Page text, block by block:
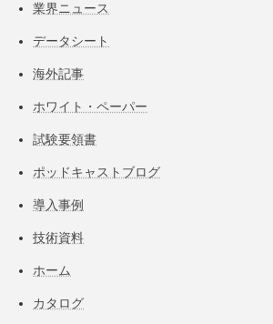
業界ニュース
データシート
海外記事
ホワイト・ペーパー
試験要領書
ポッドキャストブログ
導入事例
技術資料
ホーム
カタログ